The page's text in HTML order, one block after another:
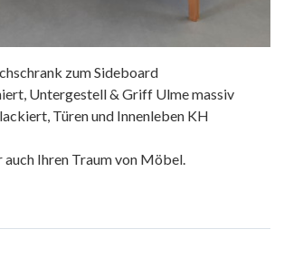
zum Sideboard
Untergestell & Griff Ulme massiv
Türen und Innenleben KH
Ihren Traum von Möbel.